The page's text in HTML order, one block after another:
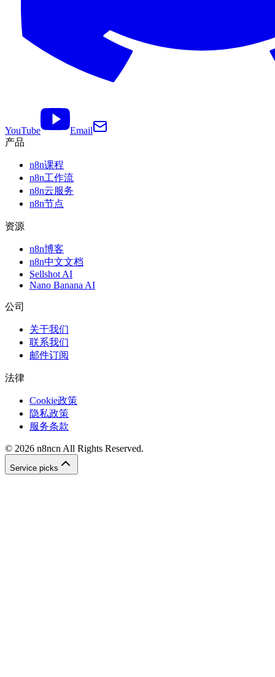
YouTube
Email
产品
n8n课程
n8n工作流
n8n云服务
n8n节点
资源
n8n博客
n8n中文文档
Sellshot AI
Nano Banana AI
公司
关于我们
联系我们
邮件订阅
法律
Cookie政策
隐私政策
服务条款
© 2026 n8ncn All Rights Reserved.
Service picks